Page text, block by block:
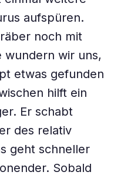
aufspüren.
noch mit
wundern wir uns,
etwas gefunden
hilft ein
Er schabt
des relativ
geht schneller
Sobald